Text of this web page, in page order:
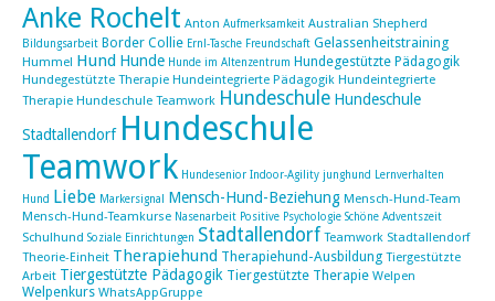
Anke Rochelt Anton Aufmerksamkeit Australian Shepherd
Bildungsarbeit Border Collie Ernl-Tasche Freundschaft Gelassenheitstraining
Hummel Hund Hunde Hunde im Altenzentrum Hundegestützte Pädagogik
Hundegestützte Therapie Hundeintegrierte Pädagogik Hundeintegrierte
Therapie Hundeschule Teamwork Hundeschule Hundeschule
Stadtallendorf Hundeschule
Teamwork Hundesenior Indoor-Agility junghund
Lernverhalten
Hund Liebe Markersignal Mensch-Hund-Beziehung Mensch-Hund-Team
Mensch-Hund-Teamkurse Nasenarbeit Positive Psychologie Schöne Adventszeit
Schulhund Soziale Einrichtungen Stadtallendorf Teamwork Stadtallendorf
Theorie-Einheit Therapiehund Therapiehund-Ausbildung Tiergestützte
Arbeit Tiergestützte Pädagogik Tiergestützte Therapie Welpen
Welpenkurs WhatsAppGruppe